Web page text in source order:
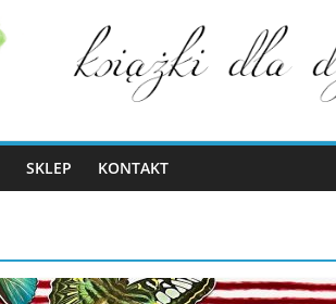
SKLEP KONTAKT